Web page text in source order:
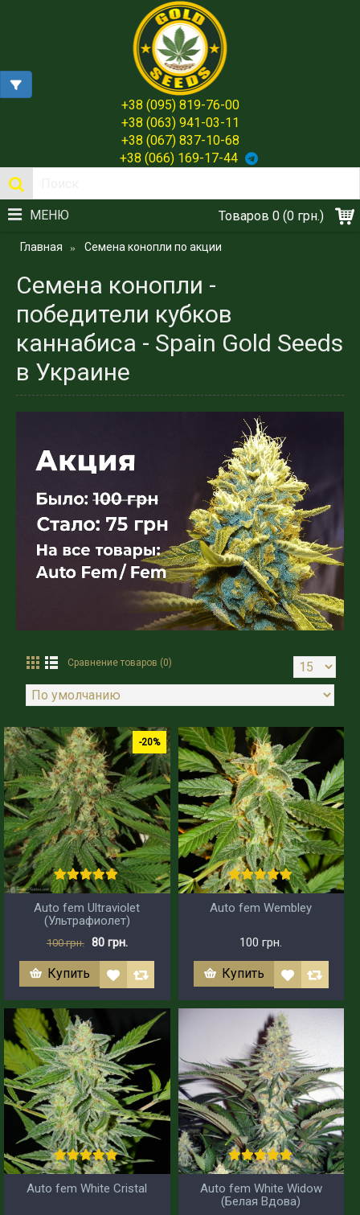
+38 (095) 819-76-00
+38 (063) 941-03-11
+38 (067) 837-10-68
+38 (066) 169-17-44
Товаров 0 (0 грн.)
МЕНЮ
Главная Семена конопли по акции
Семена конопли -
победители кубков
каннабиса - Spain Gold Seeds
в Украине
Сравнение товаров (0)
-20%
Auto fem Ultraviolet
(Ультрафиолет)
100 грн. 80 грн.
Купить
Auto fem Wembley
100 грн.
Купить
Auto fem White Cristal
Auto fem White Widow
(Белая Вдова)